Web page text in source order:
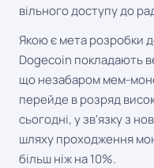
вільного доступу до
Якою є мета розробки
Dogecoin покладають
що незабаром мем-
перейде в розряд
сьогодні, у зв'язку з
шляху проходження
більш ніж на 10%.